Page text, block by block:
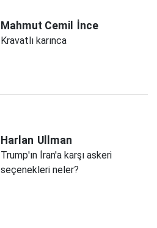
Mahmut Cemil İnce
Kravatlı karınca
Harlan Ullman
Trump'ın İran'a karşı askeri
seçenekleri neler?